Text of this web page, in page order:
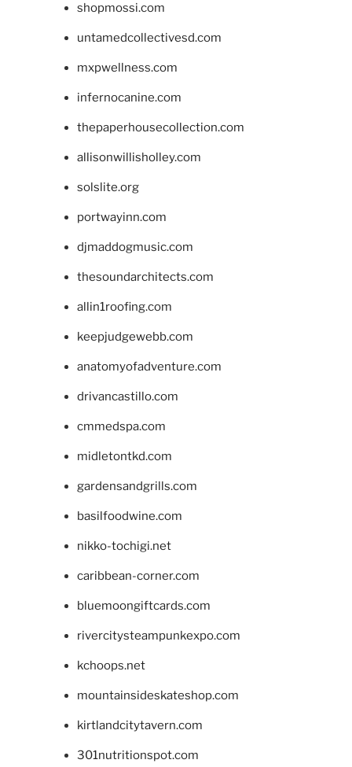
shopmossi.com
untamedcollectivesd.com
mxpwellness.com
infernocanine.com
thepaperhousecollection.com
allisonwillisholley.com
solslite.org
portwayinn.com
djmaddogmusic.com
thesoundarchitects.com
allin1roofing.com
keepjudgewebb.com
anatomyofadventure.com
drivancastillo.com
cmmedspa.com
midletontkd.com
gardensandgrills.com
basilfoodwine.com
nikko-tochigi.net
caribbean-corner.com
bluemoongiftcards.com
rivercitysteampunkexpo.com
kchoops.net
mountainsideskateshop.com
kirtlandcitytavern.com
301nutritionspot.com